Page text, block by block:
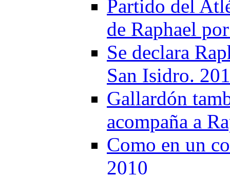
Partido del
de Raphael
Se declara
San Isidro.
Gallardón
acompaña a
Como en un
2010